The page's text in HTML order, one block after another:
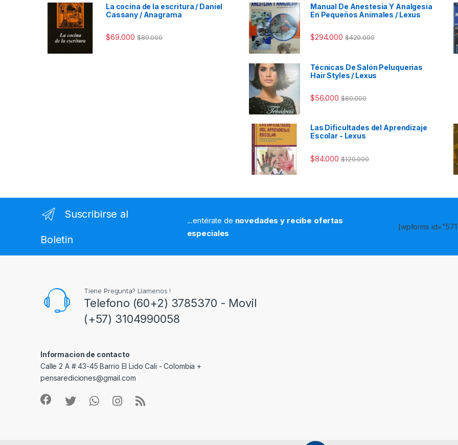
La cocina de la escritura / Daniel
Cassany / Anagrama
$69.000 $89.000
Manual De Anestesia Y Analgesia
En Pequeños Animales / Lexus
$294.000 $420.000
Técnicas De Salón Peluquerias
Hair Styles / Lexus
$56.000 $80.000
Las Dificultades del Aprendizaje
Escolar - Lexus
$84.000 $120.000
Suscribirse al
Boletin
...entérate de novedades y recibe ofertas
especiales
[wpforms
Tiene Pregunta? Llamenos !
Telefono (60+2) 3785370 - Movil
(+57) 3104990058
Informacion de contacto
Calle 2 A # 43-45 Barrio El Lido Cali - Colombia +
pensarediciones@gmail.com